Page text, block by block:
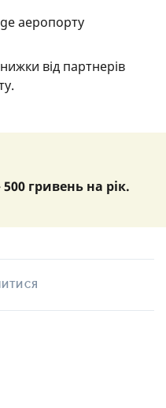
аеропорту
від партнерів
гривень на рік.